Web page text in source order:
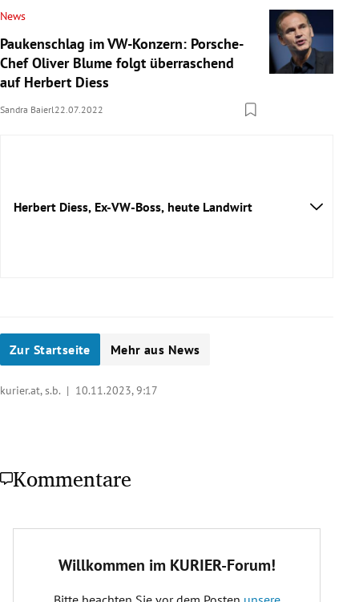
News
Paukenschlag im VW-Konzern: Porsche-
Chef Oliver Blume folgt überraschend
auf Herbert Diess
Sandra Baierl22.07.2022
Herbert Diess, Ex-VW-Boss, heute Landwirt
Zur Startseite Mehr aus News
kurier.at, s.b. | 10.11.2023, 9:17
Kommentare